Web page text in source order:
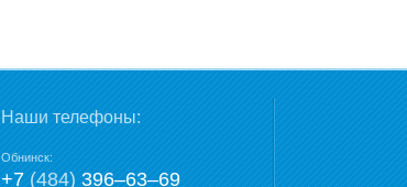
Наши телефоны:
Обнинск:
+7(484)396‒63‒69